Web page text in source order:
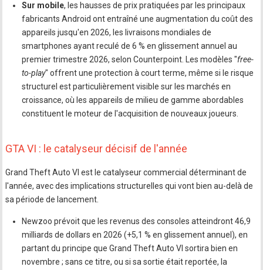
Sur mobile, les hausses de prix pratiquées par les principaux
fabricants Android ont entraîné une augmentation du coût des
appareils jusqu'en 2026, les livraisons mondiales de
smartphones ayant reculé de 6 % en glissement annuel au
premier trimestre 2026, selon Counterpoint. Les modèles "free-
to-play" offrent une protection à court terme, même si le risque
structurel est particulièrement visible sur les marchés en
croissance, où les appareils de milieu de gamme abordables
constituent le moteur de l'acquisition de nouveaux joueurs.
GTA VI : le catalyseur décisif de l'année
Grand Theft Auto VI est le catalyseur commercial déterminant de
l'année, avec des implications structurelles qui vont bien au-delà de
sa période de lancement.
Newzoo prévoit que les revenus des consoles atteindront 46,9
milliards de dollars en 2026 (+5,1 % en glissement annuel), en
partant du principe que Grand Theft Auto VI sortira bien en
novembre ; sans ce titre, ou si sa sortie était reportée, la